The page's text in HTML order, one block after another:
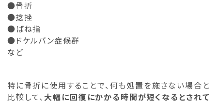
●骨折
●捻挫
●ばね指
●ドケルバン症候群
など
特に骨折に使用することで、何も処置を施さない場合と
比較して、 大幅に回復にかかる時間が短くなるとされて